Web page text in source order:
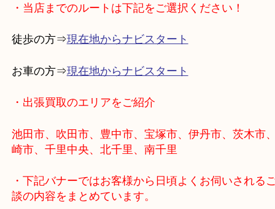
店です。
取りブログです！。
当店ではヴィトンなどのハイブランド以外にも多
ランドバッグがお買取可能です。
は売りづらいので